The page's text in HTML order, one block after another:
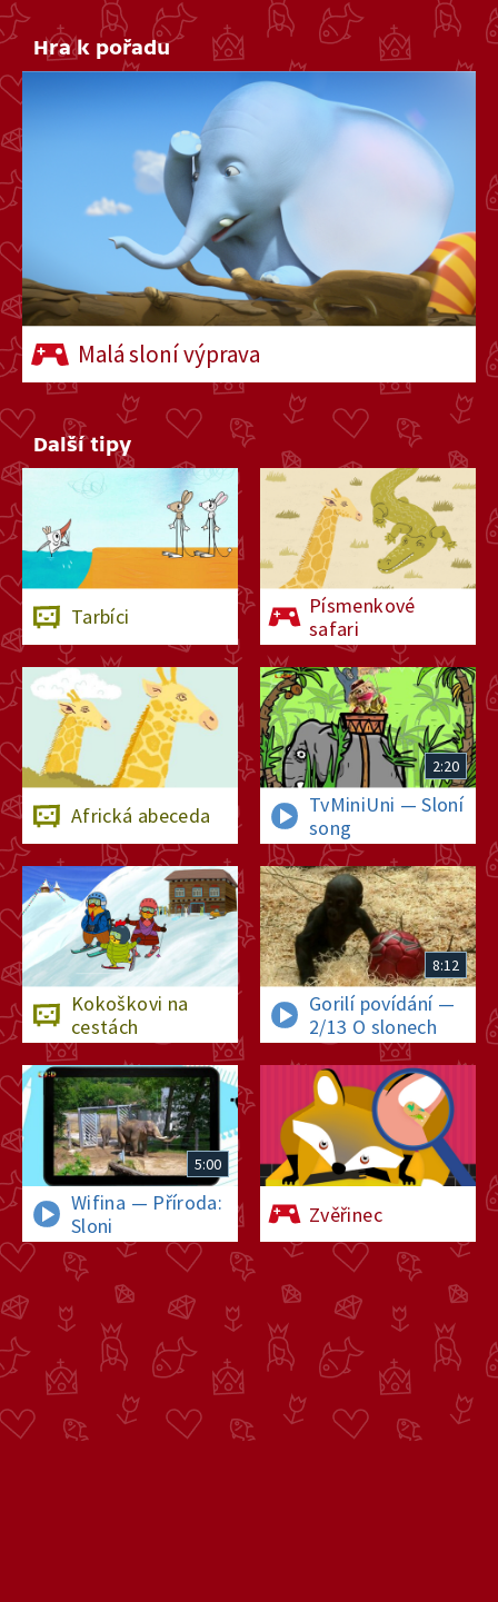
7:20
Betynka
7:20
Trable s vodou
7:19 26. října 2024
Bedříšek hledá bratra
7:19
Proč je lepší běhat po
svých
7:19 24. října 2024
Tatínkův souboj
7:19 23. října 2024
Jak se Bedříšek přestal
7:19 22. října 2024
Hra k pořadu
Malá sloní výprava
Další tipy
Tarbíci
Písmenkové
safari
Africká abeceda
2:20
TvMiniUni — Sloní
song
Kokoškovi na
cestách
8:12
Gorilí povídání —
2/13 O slonech
5:00
Wifina — Příroda:
Sloni
Zvěřinec